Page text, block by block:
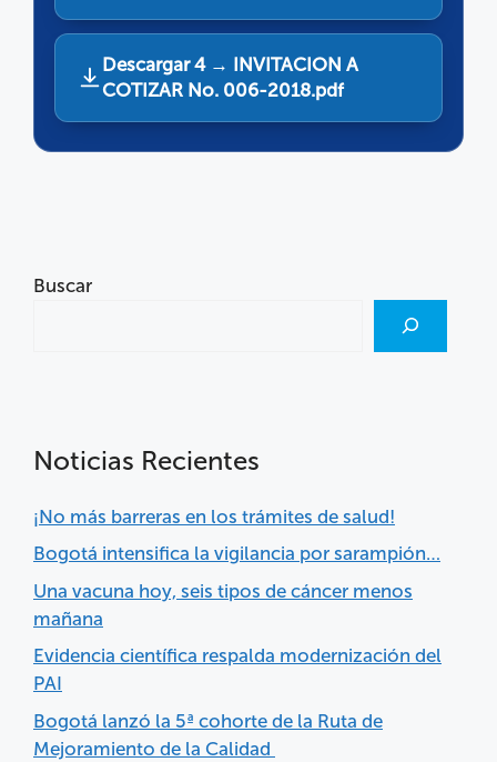
Descargar 4 → INVITACION A
COTIZAR No. 006-2018.pdf
Buscar
Noticias Recientes
¡No más barreras en los trámites de salud!
Bogotá intensifica la vigilancia por sarampión…
Una vacuna hoy, seis tipos de cáncer menos
mañana
Evidencia científica respalda modernización del
PAI
Bogotá lanzó la 5ª cohorte de la Ruta de
Mejoramiento de la Calidad